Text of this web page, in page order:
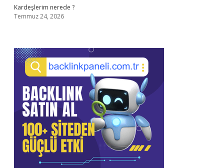
Kardeşlerim nerede ?
Temmuz 24, 2026